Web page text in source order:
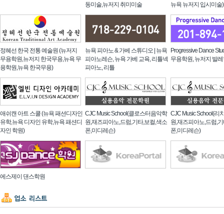
동미술,뉴저지 취미미술
뉴욕 뉴저지 입시미술)
정혜선 한국 전통 예술원 (뉴저지
무용학원,뉴저지 한국무용,뉴욕 무
용학원,뉴욕 한국무용)
뉴욕 피아노 & 가베 스튜디오 | 뉴욕
피아노레슨, 뉴욕 가베 교육, 리틀넥
피아노, 리틀
Progressive Dance
무용학원, 뉴저지 발
애쉬캔 아트 스쿨 (뉴욕 패션디자인
유학,뉴욕 디자인 유학,뉴욕 패션디
자인 학원)
CJC Music School(클로스터음악학
원,재즈피아노,드럼,기타,보컬,색소
폰,미디레슨)
CJC Music School(리
원,재즈피아노,드럼,
폰,미디레슨)
에스제이 댄스학원